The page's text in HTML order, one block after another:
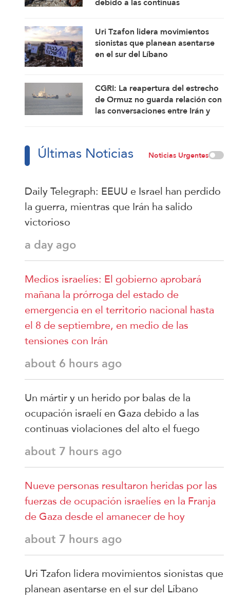
Uri Tzafon lidera movimientos
sionistas que planean asentarse
en el sur del Líbano
CGRI: La reapertura del estrecho
de Ormuz no guarda relación con
las conversaciones entre Irán y
Últimas Noticias Noticias Urgentes
Daily Telegraph: EEUU e Israel han perdido
la guerra, mientras que Irán ha salido
victorioso
a day ago
Medios israelíes: El gobierno aprobará
mañana la prórroga del estado de
emergencia en el territorio nacional hasta
el 8 de septiembre, en medio de las
tensiones con Irán
about 6 hours ago
Un mártir y un herido por balas de la
ocupación israelí en Gaza debido a las
continuas violaciones del alto el fuego
about 7 hours ago
Nueve personas resultaron heridas por las
fuerzas de ocupación israelíes en la Franja
de Gaza desde el amanecer de hoy
about 7 hours ago
Uri Tzafon lidera movimientos sionistas que
planean asentarse en el sur del Líbano